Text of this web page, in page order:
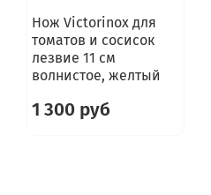
Нож Victorinox для
томатов и сосисок
лезвие 11 см
волнистое, желтый
1 300 руб